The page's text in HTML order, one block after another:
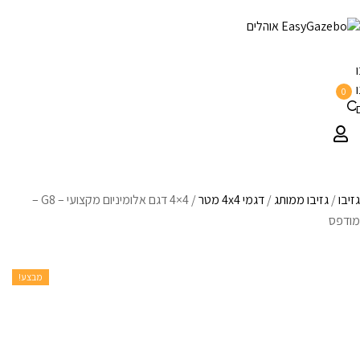
0
גזיבו/גזיבו ממותג/דגמי 4x4 מטר /
4×4 דגם אלומיניום מקצועי – G8 –
מודפס
מבצע!